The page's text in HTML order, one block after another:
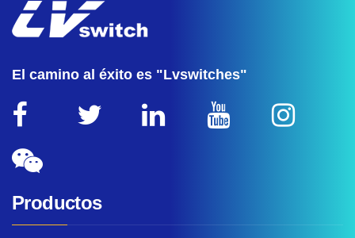
El camino al éxito es "Lvswitches"
Productos